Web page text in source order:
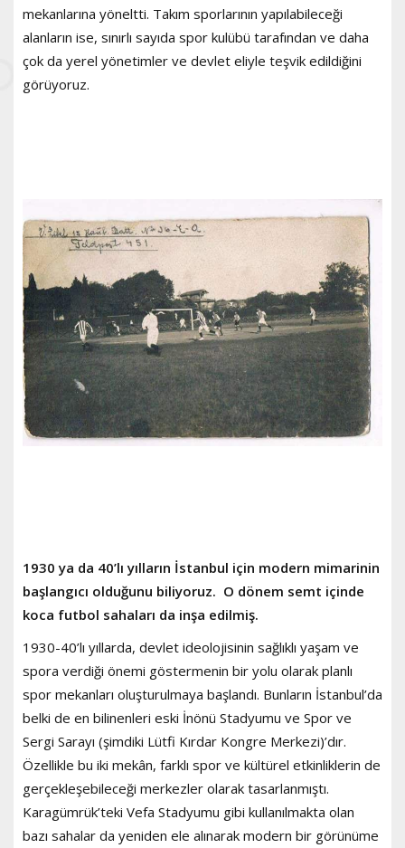
mekanlarına yöneltti. Takım sporlarının yapılabileceği
alanların ise, sınırlı sayıda spor kulübü tarafından ve daha
çok da yerel yönetimler ve devlet eliyle teşvik edildiğini
görüyoruz.
1930 ya da 40’lı yılların İstanbul için modern mimarinin
başlangıcı olduğunu biliyoruz. O dönem semt içinde
koca futbol sahaları da inşa edilmiş.
1930-40’lı yıllarda, devlet ideolojisinin sağlıklı yaşam ve
spora verdiği önemi göstermenin bir yolu olarak planlı
spor mekanları oluşturulmaya başlandı. Bunların İstanbul’da
belki de en bilinenleri eski İnönü Stadyumu ve Spor ve
Sergi Sarayı (şimdiki Lütfi Kırdar Kongre Merkezi)’dır.
Özellikle bu iki mekân, farklı spor ve kültürel etkinliklerin de
gerçekleşebileceği merkezler olarak tasarlanmıştı.
Karagümrük’teki Vefa Stadyumu gibi kullanılmakta olan
bazı sahalar da yeniden ele alınarak modern bir görünüme